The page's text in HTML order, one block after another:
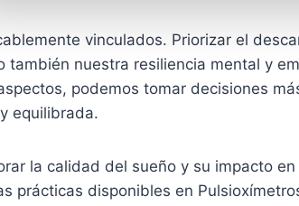
vinculados. Priorizar el
también nuestra resiliencia mental y
podemos tomar decisiones
equilibrada.
la calidad del sueño y su impacto
prácticas disponibles en